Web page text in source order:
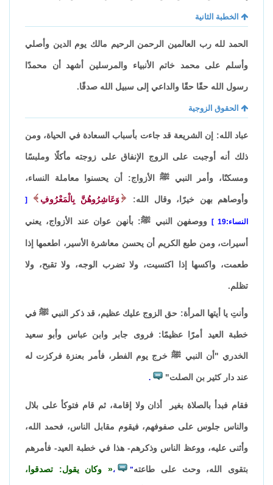
الخطبة الثانية
الحمد لله رب العالمين الرحمن الرحيم مالك يوم الدين وأصلي
وأسلم على محمد خاتم الأنبياء والمرسلين أشهد أن محمدًا
رسول الله حقًا حقًا والداعي إلى سبيل الله صدقًا.
الحقوق الزوجية
عباد الله: إن الشريعة قد جاءت بأسباب السعادة في الحياة، ومن
ذلك أنه أوجبت على الزوج الإنفاق على زوجته مأكلًا وملبسًا
ومسكنًا، وأمر النبي ﷺ الأزواج: أن يحسنوا معاملة النساء،
وأوصاهم بهن خيرًا، وقال الله: وَعَاشِرُوهُنَّ بِالْمَعْرُوفِ
النساء:19 ووصفهن النبي ﷺ: بأنهن عوان عند الأزواج، يعني
أسيرات، ومن طبع الكريم أن يحسن معاشرة الأسير، اطعمها إذا
طعمت، واكسها إذا اكتسيت، ولا تضرب الوجه، ولا تقبح، ولا
تظلم.
وأنتِ يا أيتها المرأة: حق الزوج عليك عظيم، قد ذكر النبي ﷺ في
خطبة العيد أمرًا عظيمًا: فروى جابر وابن عباس وأبو سعيد
الخدري "أن النبي ﷺ خرج يوم الفطر، فأمر بعنزة فركزت له
عند دار كثير بن الصلت" .
فقام فبدأ بالصلاة بغير أذان ولا إقامة، ثم قام فتوكأ على بلال
والناس جلوس على صفوفهم، فيقوم مقابل الناس، فحمد الله،
وأثنى عليه، ووعظ الناس وذكرهم- هذا في خطبة العيد- فأمرهم
بتقوى الله، وحث على طاعته" ، وكان يقول: تصدقوا،